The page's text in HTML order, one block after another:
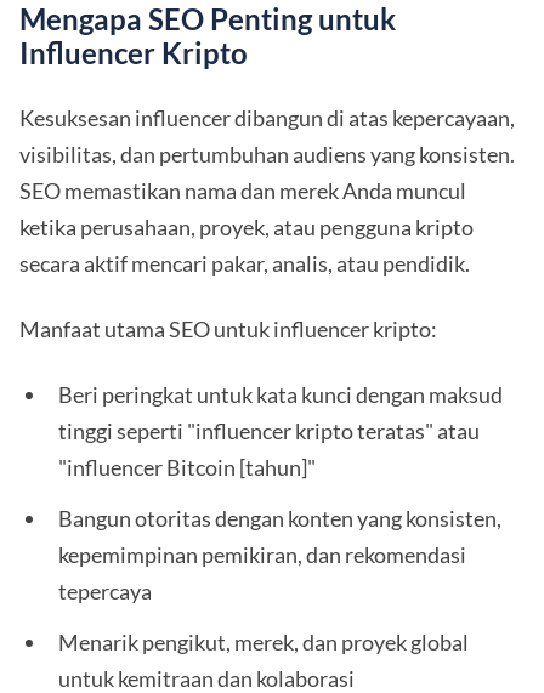
Mengapa SEO Penting untuk
Influencer Kripto
Kesuksesan influencer dibangun di atas kepercayaan,
visibilitas, dan pertumbuhan audiens yang konsisten.
SEO memastikan nama dan merek Anda muncul
ketika perusahaan, proyek, atau pengguna kripto
secara aktif mencari pakar, analis, atau pendidik.
Manfaat utama SEO untuk influencer kripto:
Beri peringkat untuk kata kunci dengan maksud
tinggi seperti "influencer kripto teratas" atau
"influencer Bitcoin [tahun]"
Bangun otoritas dengan konten yang konsisten,
kepemimpinan pemikiran, dan rekomendasi
tepercaya
Menarik pengikut, merek, dan proyek global
untuk kemitraan dan kolaborasi